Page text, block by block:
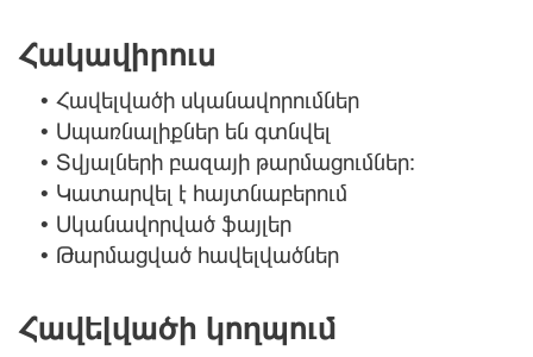
Հակավիրուս
• Հավելվածի սկանավորումներ
• Սպառնալիքներ են գտնվել
• Տվյալների բազայի թարմացումներ:
• Կատարվել է հայտնաբերում
• Սկանավորված ֆայլեր
• Թարմացված հավելվածներ
Հավելվածի կողպում